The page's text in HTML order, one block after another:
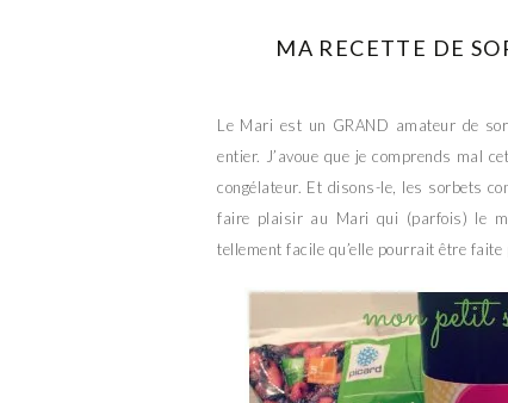
MA RECETTE DE
Le Mari est un GRAND amateur de
entier. J’avoue que je comprends mal
congélateur. Et disons-le, les sorbets
faire plaisir au Mari qui (parfois) le
tellement facile qu’elle pourrait être